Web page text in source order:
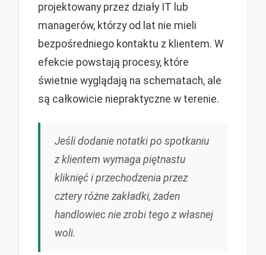
projektowany przez działy IT lub
managerów, którzy od lat nie mieli
bezpośredniego kontaktu z klientem. W
efekcie powstają procesy, które
świetnie wyglądają na schematach, ale
są całkowicie niepraktyczne w terenie.
Jeśli dodanie notatki po spotkaniu
z klientem wymaga piętnastu
kliknięć i przechodzenia przez
cztery różne zakładki, żaden
handlowiec nie zrobi tego z własnej
woli.